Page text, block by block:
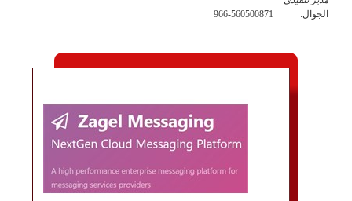
الجوال:
966-560500871